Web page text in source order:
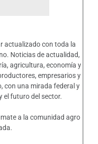
actualizado con toda la
Noticias de actualidad,
agricultura, economía y
empresarios y
con una mirada federal y
el futuro del sector.
a la comunidad agro